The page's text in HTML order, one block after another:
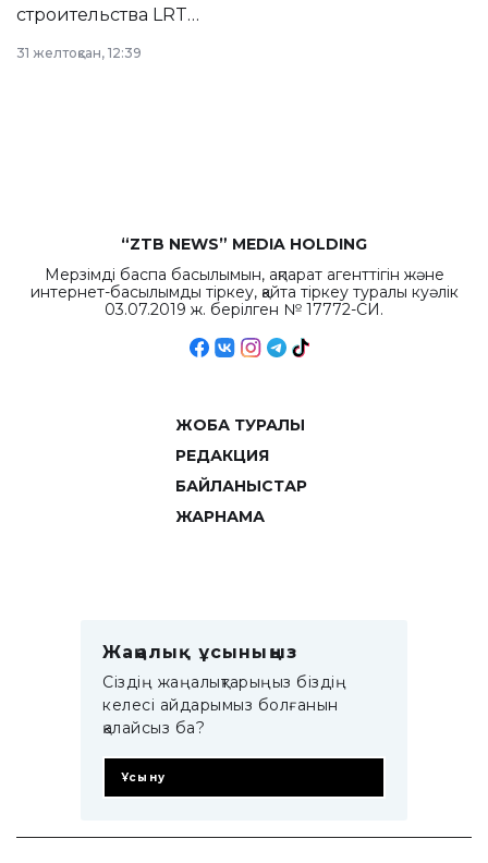
строительства LRT
республиканского
31 желтоқсан, 12:39
“ZTB NEWS” MEDIA HOLDING
Мерзімді баспа басылымын, ақпарат агенттігін және
интернет-басылымды тіркеу, қайта тіркеу туралы куәлік
03.07.2019 ж. берілген № 17772-СИ.
ЖОБА ТУРАЛЫ
РЕДАКЦИЯ
БАЙЛАНЫСТАР
ЖАРНАМА
Жаңалық ұсыныңыз
Сіздің жаңалықтарыңыз біздің
келесі айдарымыз болғанын
қалайсыз ба?
Ұсыну